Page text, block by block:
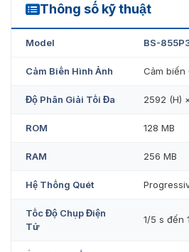
Thông số kỹ thuật
BS-855P32C-S8-MI-S-HL
Model BS-
Cảm Biến Hình Ảnh Cảm biến
Độ Phân Giải Tối Đa 2592 (H)
ROM 128 MB
RAM 256 MB
Hệ Thống Quét
Tốc Độ Chụp Điện
Tử
1/5 s đến